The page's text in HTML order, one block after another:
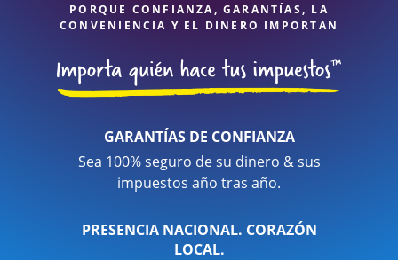
PORQUE CONFIANZA, GARANTÍAS, LA
CONVENIENCIA Y EL DINERO IMPORTAN
GARANTÍAS DE CONFIANZA
Sea 100% seguro de su dinero & sus
impuestos año tras año.
PRESENCIA NACIONAL. CORAZÓN
LOCAL.